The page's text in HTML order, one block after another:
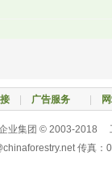
| 广告服务
业集团 © 2003-2018
传真